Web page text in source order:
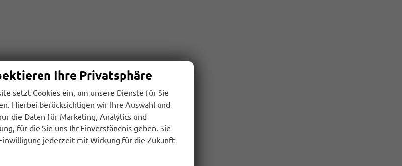
Ihre Privatsphäre
setzt Cookies ein, um unsere Dienste für Sie
Hierbei berücksichtigen wir Ihre Auswahl und
die Daten für Marketing, Analytics und
für die Sie uns Ihr Einverständnis geben. Sie
jederzeit mit Wirkung für die Zukunft